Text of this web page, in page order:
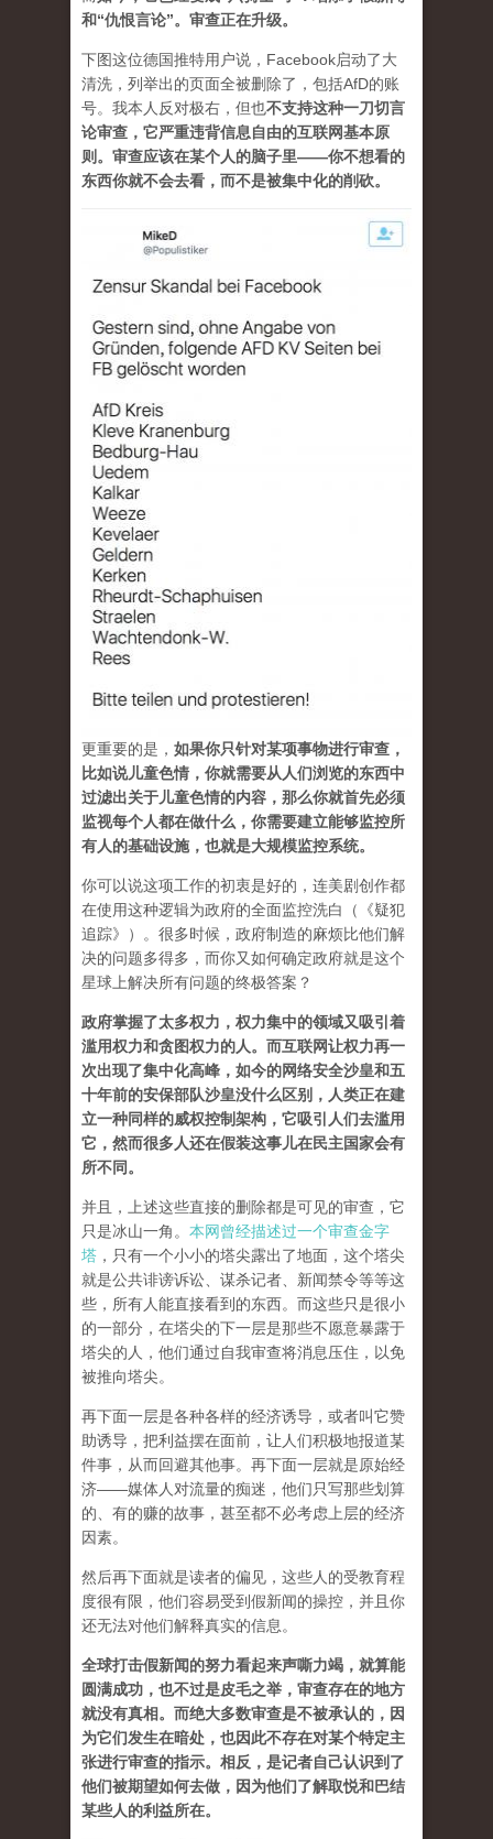
和“仇恨言论”。审查正在升级。
下图这位德国推特用户说，Facebook启动了大
清洗，列举出的页面全被删除了，包括AfD的账
号。我本人反对极右，但也不支持这种一刀切言
论审查，它严重违背信息自由的互联网基本原
则。审查应该在某个人的脑子里——你不想看的
东西你就不会去看，而不是被集中化的削砍。
更重要的是， 如果你只针对某项事物进行审查，
比如说儿童色情，你就需要从人们浏览的东西中
过滤出关于儿童色情的内容，那么你就首先必须
监视每个人都在做什么，你需要建立能够监控所
有人的基础设施，也就是大规模监控系统。
你可以说这项工作的初衷是好的，连美剧创作都
在使用这种逻辑为政府的全面监控洗白（《疑犯
追踪》）。很多时候，政府制造的麻烦比他们解
决的问题多得多，而你又如何确定政府就是这个
星球上解决所有问题的终极答案？
政府掌握了太多权力，权力集中的领域又吸引着
滥用权力和贪图权力的人。而互联网让权力再一
次出现了集中化高峰，如今的网络安全沙皇和五
十年前的安保部队沙皇没什么区别，人类正在建
立一种同样的威权控制架构，它吸引人们去滥用
它，然而很多人还在假装这事儿在民主国家会有
所不同。
并且，上述这些直接的删除都是可见的审查，它
只是冰山一角。 本网曾经描述过一个审查金字
塔 ，只有一个小小的塔尖露出了地面，这个塔尖
就是公共诽谤诉讼、谋杀记者、新闻禁令等等这
些，所有人能直接看到的东西。而这些只是很小
的一部分，在塔尖的下一层是那些不愿意暴露于
塔尖的人，他们通过自我审查将消息压住，以免
被推向塔尖。
再下面一层是各种各样的经济诱导，或者叫它赞
助诱导，把利益摆在面前，让人们积极地报道某
件事，从而回避其他事。再下面一层就是原始经
济——媒体人对流量的痴迷，他们只写那些划算
的、有的赚的故事，甚至都不必考虑上层的经济
因素。
然后再下面就是读者的偏见，这些人的受教育程
度很有限，他们容易受到假新闻的操控，并且你
还无法对他们解释真实的信息。
全球打击假新闻的努力看起来声嘶力竭，就算能
圆满成功，也不过是皮毛之举，审查存在的地方
就没有真相。而绝大多数审查是不被承认的，因
为它们发生在暗处，也因此不存在对某个特定主
张进行审查的指示。相反，是记者自己认识到了
他们被期望如何去做，因为他们了解取悦和巴结
某些人的利益所在。